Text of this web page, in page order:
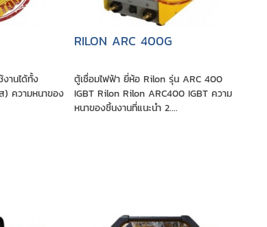
งานได้ทั้ง
) ความหนาของ
RILON ARC 400G
ตู้เชื่อมไฟฟ้า ยี่ห้อ Rilon รุ่น ARC 400
IGBT Rilon Rilon ARC400 IGBT ความ
หนาของชิ้นงานที่แนะนำ 2....